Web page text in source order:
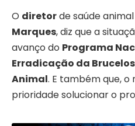
O diretorde saúde
Marques, diz que a
avanço do Programa
Erradicação da
Animal. E também que,
prioridade solucionar o